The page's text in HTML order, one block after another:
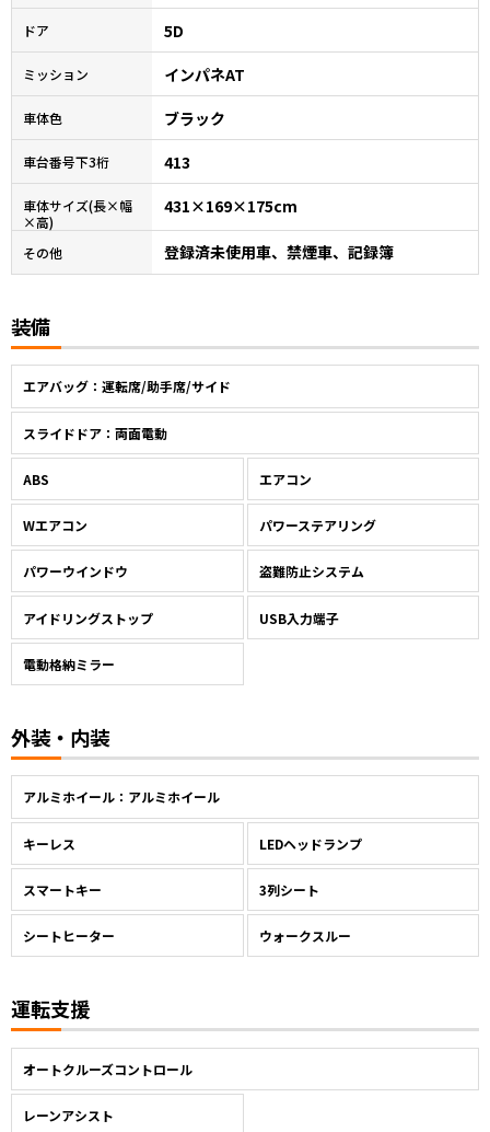
ドア 5D
ミッション インパネAT
車体色 ブラック
車台番号下3桁 413
車体サイズ(長×幅
×高)
431×169×175cm
その他 登録済未使用車、禁煙車、記録簿
装備
エアバッグ：運転席/助手席/サイド
スライドドア：両面電動
ABS エアコン
Wエアコン パワーステアリング
パワーウインドウ 盗難防止システム
アイドリングストップ USB入力端子
電動格納ミラー
外装・内装
アルミホイール：アルミホイール
キーレス LEDヘッドランプ
スマートキー 3列シート
シートヒーター ウォークスルー
運転支援
オートクルーズコントロール
レーンアシスト